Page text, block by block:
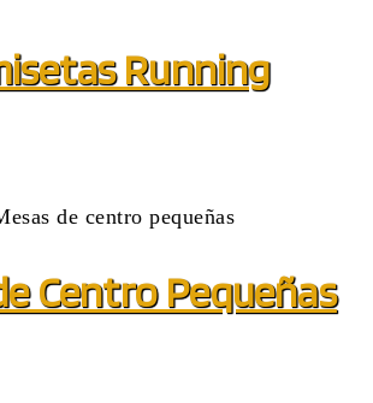
Running
Centro Pequeñas